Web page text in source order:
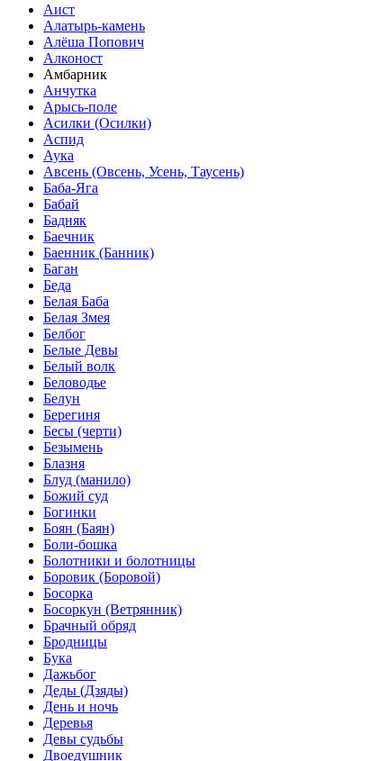
Аист
Алатырь-камень
Алёша Попович
Алконост
Амбарник
Анчутка
Арысь-поле
Асилки (Осилки)
Аспид
Аука
Авсень (Овсень, Усень, Таусень)
Баба-Яга
Бабай
Бадняк
Баечник
Баенник (Банник)
Баган
Беда
Белая Баба
Белая Змея
Белбог
Белые Девы
Белый волк
Беловодье
Белун
Берегиня
Бесы (черти)
Безымень
Блазня
Блуд (манило)
Божий суд
Богинки
Боян (Баян)
Боли-бошка
Болотники и болотницы
Боровик (Боровой)
Босорка
Босоркун (Ветрянник)
Брачный обряд
Бродницы
Бука
Дажьбог
Деды (Дзяды)
День и ночь
Деревья
Девы судьбы
Двоедушник